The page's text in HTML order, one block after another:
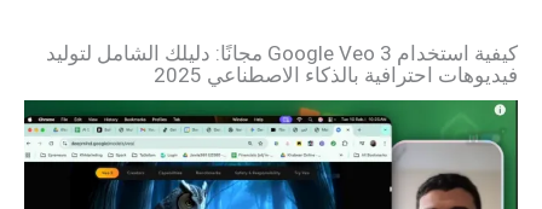
كيفية استخدام Google Veo 3 مجانًا: دليلك الشامل لتوليد
فيديوهات احترافية بالذكاء الاصطناعي 2025